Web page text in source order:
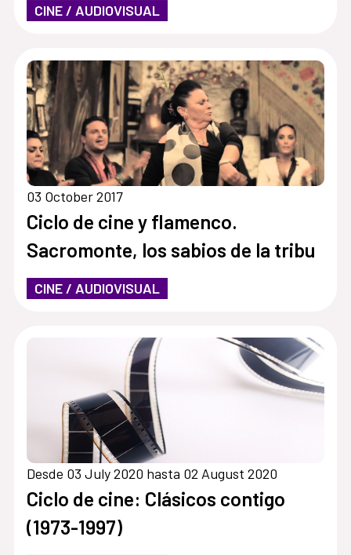
CINE / AUDIOVISUAL
03 October 2017
Ciclo de cine y flamenco.
Sacromonte, los sabios de la tribu
CINE / AUDIOVISUAL
Desde 03 July 2020 hasta 02 August 2020
Ciclo de cine: Clásicos contigo
(1973-1997)